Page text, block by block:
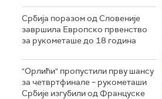
Србија поразом од Словеније
завршила Европско првенство
за рукометаше до 18 година
"Орлићи" пропустили прву шансу
за четвртфинале – рукометаши
Србије изгубили од Француске